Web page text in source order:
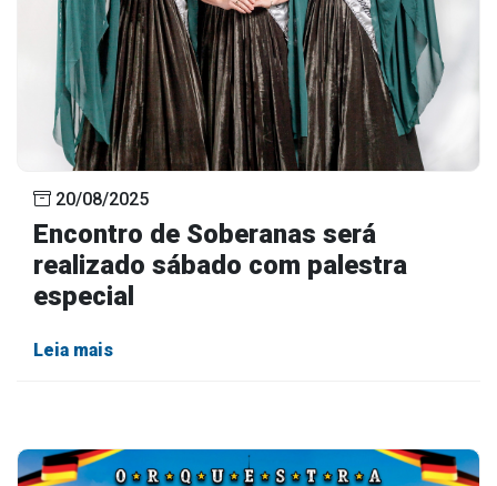
20/08/2025
Encontro de Soberanas será
realizado sábado com palestra
especial
Leia mais